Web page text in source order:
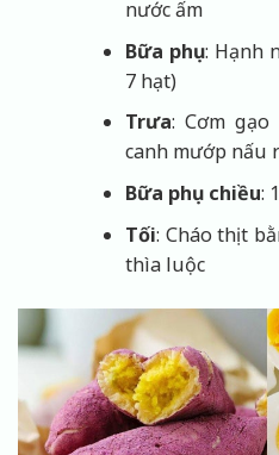
nước ấm
Bữa phụ: Hạnh
7 hạt)
Trưa: Cơm
canh mướp nấu
Bữa phụ chiều:
Tối: Cháo thịt
thìa luộc